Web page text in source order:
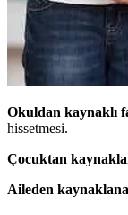
Okuldan kaynaklı
hissetmesi.
Çocuktan
Aileden